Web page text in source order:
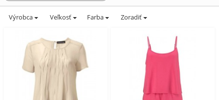
Výrobca Veľkosť Farba Zoradiť